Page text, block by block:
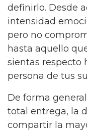
definirlo. Desde
intensidad
pero no
hasta aquello
sientas respecto
persona de tus
De forma
total entrega, la
compartir la